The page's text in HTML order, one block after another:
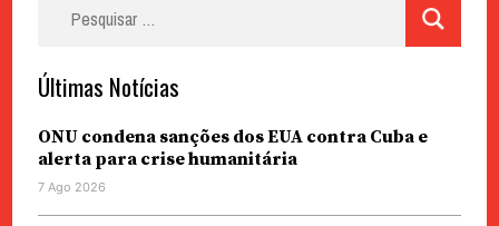
Últimas Notícias
ONU condena sanções dos EUA contra Cuba e
alerta para crise humanitária
7 Ago 2026